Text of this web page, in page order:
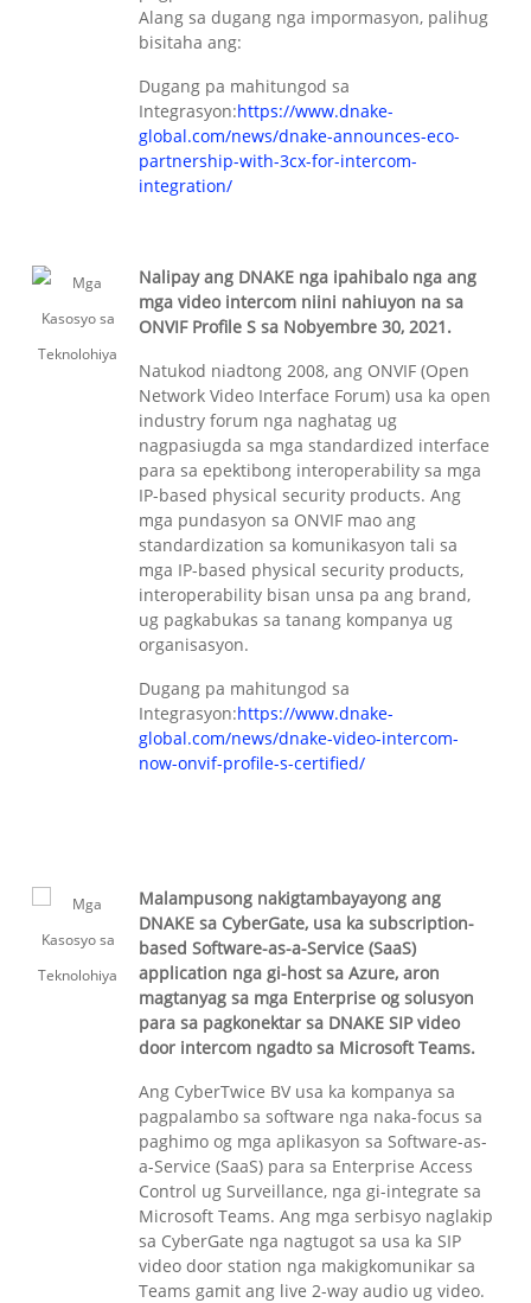
Alang sa dugang nga impormasyon, palihug
bisitaha ang:
Dugang pa mahitungod sa
Integrasyon:https://www.dnake-
global.com/news/dnake-announces-eco-
partnership-with-3cx-for-intercom-
integration/
Nalipay ang DNAKE nga ipahibalo nga ang
mga video intercom niini nahiuyon na sa
ONVIF Profile S sa Nobyembre 30, 2021.
Natukod niadtong 2008, ang ONVIF (Open
Network Video Interface Forum) usa ka open
industry forum nga naghatag ug
nagpasiugda sa mga standardized interface
para sa epektibong interoperability sa mga
IP-based physical security products. Ang
mga pundasyon sa ONVIF mao ang
standardization sa komunikasyon tali sa
mga IP-based physical security products,
interoperability bisan unsa pa ang brand,
ug pagkabukas sa tanang kompanya ug
organisasyon.
Dugang pa mahitungod sa
Integrasyon:https://www.dnake-
global.com/news/dnake-video-intercom-
now-onvif-profile-s-certified/
Malampusong nakigtambayayong ang
DNAKE sa CyberGate, usa ka subscription-
based Software-as-a-Service (SaaS)
application nga gi-host sa Azure, aron
magtanyag sa mga Enterprise og solusyon
para sa pagkonektar sa DNAKE SIP video
door intercom ngadto sa Microsoft Teams.
Ang CyberTwice BV usa ka kompanya sa
pagpalambo sa software nga naka-focus sa
paghimo og mga aplikasyon sa Software-as-
a-Service (SaaS) para sa Enterprise Access
Control ug Surveillance, nga gi-integrate sa
Microsoft Teams. Ang mga serbisyo naglakip
sa CyberGate nga nagtugot sa usa ka SIP
video door station nga makigkomunikar sa
Teams gamit ang live 2-way audio ug video.